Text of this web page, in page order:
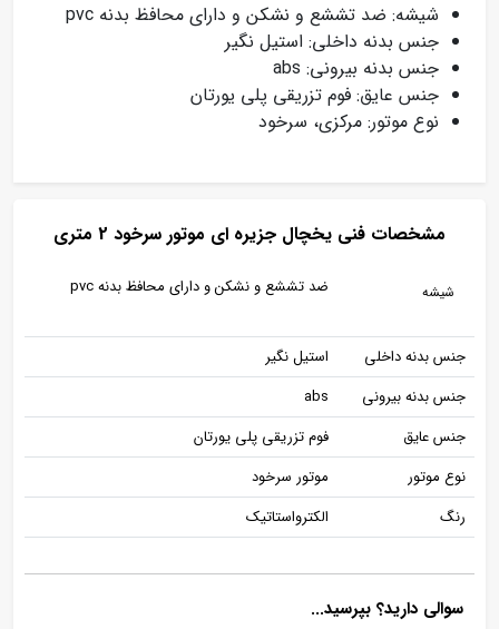
شیشه: ضد تششع و نشکن و دارای محافظ بدنه pvc
جنس بدنه داخلی: استیل نگیر
جنس بدنه بیرونی: abs
جنس عایق: فوم تزریقی پلی یورتان
نوع موتور: مرکزی، سرخود
مشخصات فنی یخچال جزیره ای موتور سرخود 2 متری
شیشه ضد تششع و نشکن و دارای محافظ بدنه pvc
جنس بدنه داخلی
استیل نگیر
جنس بدنه بیرونی
abs
جنس عایق
فوم تزریقی پلی یورتان
نوع موتور
موتور سرخود
رنگ
الکترواستاتیک
سوالی دارید؟ بپرسید...